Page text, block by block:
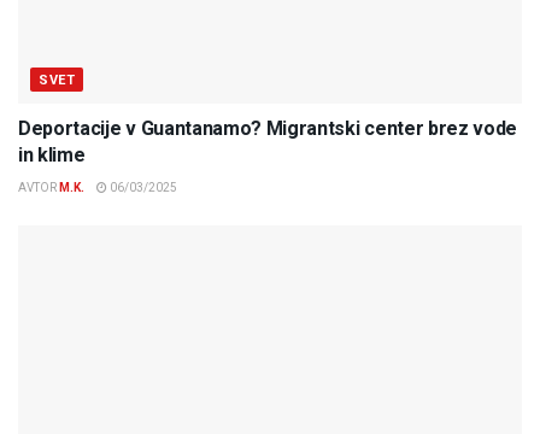
SVET
Deportacije v Guantanamo? Migrantski center brez vode
in klime
AVTOR M.K. 06/03/2025